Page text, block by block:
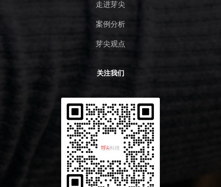
走进芽尖
案例分析
芽尖观点
关注我们